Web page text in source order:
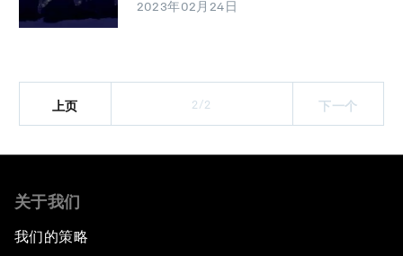
2023年02月24日
上页 2/2 下一个
关于我们
我们的策略